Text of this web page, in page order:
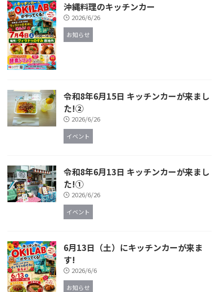
沖縄料理のキッチンカー
2026/6/26
お知らせ
令和8年6月15日 キッチンカーが来まし
た!②
2026/6/26
イベント
令和8年6月13日 キッチンカーが来まし
た!①
2026/6/26
イベント
6月13日（土）にキッチンカーが来ま
す!
2026/6/6
お知らせ